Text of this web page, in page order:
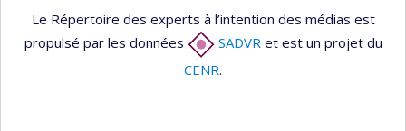
Le Répertoire des experts à l’intention des médias est
propulsé par les données
SADVRet est un projet du
CENR.